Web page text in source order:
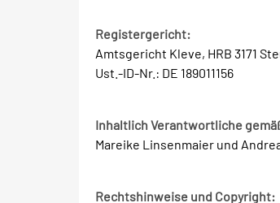
Registergericht:
Amtsgericht Kleve, HRB 3171
Ust.-ID-Nr.: DE 189011156
Inhaltlich Verantwortliche
Mareike Linsenmaier und
Rechtshinweise und Copyright: